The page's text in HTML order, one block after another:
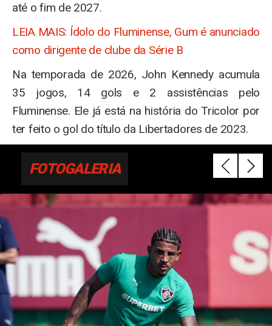
até o fim de 2027.
LEIA MAIS: Ídolo do Fluminense, Gum é anunciado
como dirigente de clube da Série B
Na temporada de 2026, John Kennedy acumula
35 jogos, 14 gols e 2 assistências pelo
Fluminense. Ele já está na história do Tricolor por
ter feito o gol do título da Libertadores de 2023.
FOTOGALERIA